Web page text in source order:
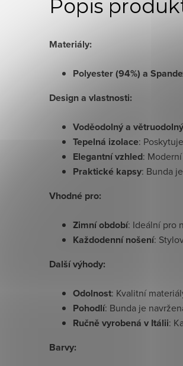
Popis
Materiály:
Polyester (94%) a
Design a vlastnosti:
Voděodolný a větruodolný
Tepelná izolace:
Elegantní vzhled:
Praktické kapsy: Bunda
Vhodné pro:
Zimní období: Ideální pro
Každodenní nošení:
Další výhody:
Odolnost: Kvalitní
Pohodlí: Bunda je
Ručně vyrobená v Itálii:
Barvy: